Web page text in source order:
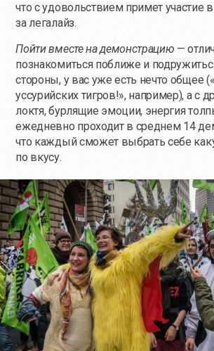
что с удовольствием примет участие
за легалайз.
Пойти вместе на демонстрацию —
познакомиться поближе и
стороны, у вас уже есть нечто общее
уссурийских тигров!», например), а с
локтя, бурлящие эмоции, энергия
ежедневно проходит в среднем 14
что каждый сможет выбрать себе
по вкусу.